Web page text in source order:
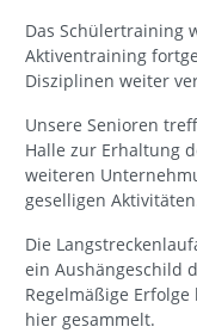
Das Schülertraining
Aktiventraining
Disziplinen weiter
Unsere Senioren
Halle zur Erhaltung
weiteren
geselligen
Die
ein Aushängeschild
Regelmäßige
hier gesammelt.